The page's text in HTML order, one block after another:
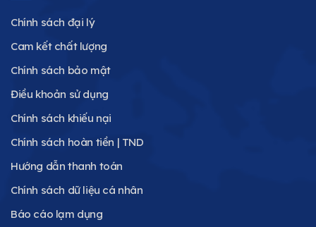
Chính sách đại lý
Cam kết chất lượng
Chính sách bảo mật
Điều khoản sử dụng
Chính sách khiếu nại
Chính sách hoàn tiền | TND
Hướng dẫn thanh toán
Chính sách dữ liệu cá nhân
Báo cáo lạm dụng